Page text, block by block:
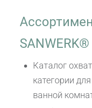
SANWERK®
Каталог
категории
ванной